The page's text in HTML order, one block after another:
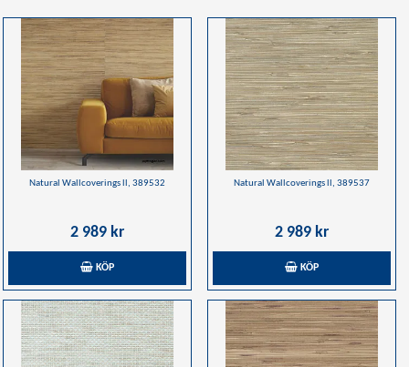
Natural Wallcoverings ll, 389532
2 989 kr
KÖP
Natural Wallcoverings ll, 389537
2 989 kr
KÖP